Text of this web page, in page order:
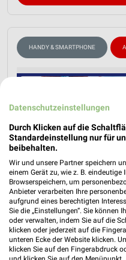
HANDY & SMARTPHONE
Datenschutzeinstellungen
Durch Klicken auf die
Standardeinstellung nur für
beibehalten.
Wir und unsere Partner speichern
einem Gerät zu, wie z. B. eindeutige
Browserspeichern, um
Anbieter verarbeiten Ihre
aufgrund eines berechtigten
Sie die „Einstellungen“. Sie können
oder verwalten, indem Sie auf die
klicken oder jederzeit auf die
unteren Ecke der Website klicken.
klicken Sie auf den Fingerabdruck